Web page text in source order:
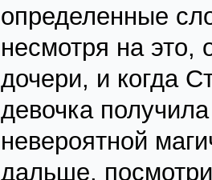
определенные
несмотря на это,
дочери, и когда
девочка
невероятной
дальше,